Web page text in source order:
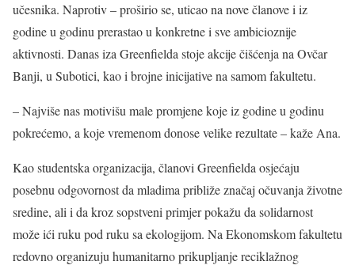
učesnika. Naprotiv – proširio se, uticao na nove članove i iz
godine u godinu prerastao u konkretne i sve ambicioznije
aktivnosti. Danas iza Greenfielda stoje akcije čišćenja na Ovčar
Banji, u Subotici, kao i brojne inicijative na samom fakultetu.
– Najviše nas motivišu male promjene koje iz godine u godinu
pokrećemo, a koje vremenom donose velike rezultate – kaže Ana.
Kao studentska organizacija, članovi Greenfielda osjećaju
posebnu odgovornost da mladima približe značaj očuvanja životne
sredine, ali i da kroz sopstveni primjer pokažu da solidarnost
može ići ruku pod ruku sa ekologijom. Na Ekonomskom fakultetu
redovno organizuju humanitarno prikupljanje reciklažnog